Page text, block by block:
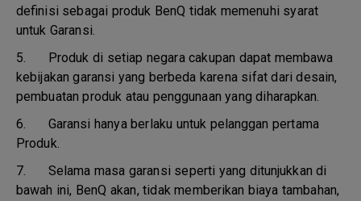
definisi sebagai produk BenQ tidak memenuhi syarat
untuk Garansi.
5. Produk di setiap negara cakupan dapat membawa
kebijakan garansi yang berbeda karena sifat dari desain,
pembuatan produk atau penggunaan yang diharapkan.
6. Garansi hanya berlaku untuk pelanggan pertama
Produk.
7. Selama masa garansi seperti yang ditunjukkan di
bawah ini, BenQ akan, tidak memberikan biaya tambahan,